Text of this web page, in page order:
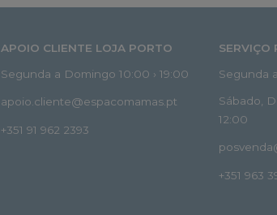
APOIO CLIENTE LOJA PORTO
Segunda a Domingo 10:00 › 19:00
apoio.cliente@espacomamas.pt
+351 91 962 2393
SERVIÇO
Segunda
Sábado,
12:00
+351 963